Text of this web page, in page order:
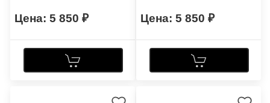
5 850 5 850